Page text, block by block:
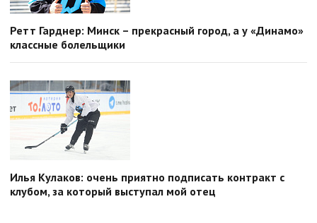
Ретт Гарднер: Минск – прекрасный город, а у «Динамо»
классные болельщики
Илья Кулаков: очень приятно подписать контракт с
клубом, за который выступал мой отец